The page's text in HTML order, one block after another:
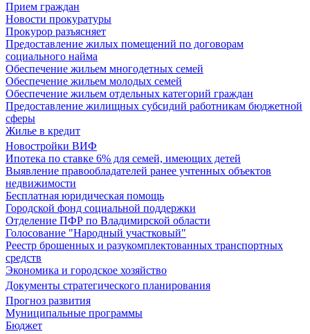
Прием граждан
Новости прокуратуры
Прокурор разъясняет
Предоставление жилых помещений по договорам
социального найма
Обеспечение жильем многодетных семей
Обеспечение жильем молодых семей
Обеспечение жильем отдельных категорий граждан
Предоставление жилищных субсидий работникам бюджетной
сферы
Жилье в кредит
Новостройки ВИФ
Ипотека по ставке 6% для семей, имеющих детей
Выявление правообладателей ранее учтенных объектов
недвижимости
Бесплатная юридическая помощь
Городской фонд социальной поддержки
Отделение ПФР по Владимирской области
Голосование "Народный участковый"
Реестр брошенных и разукомплектованных транспортных
средств
Экономика и городское хозяйство
Документы стратегического планирования
Прогноз развития
Муниципальные программы
Бюджет